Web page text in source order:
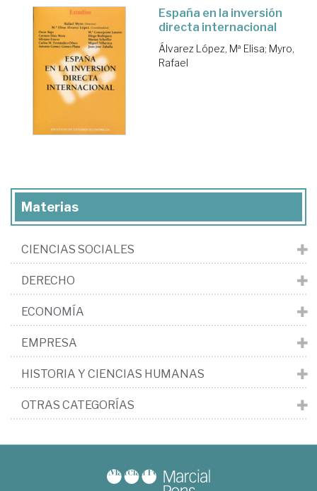
España en la inversión
directa internacional
Álvarez López, Mª Elisa; Myro,
Rafael
Materias
CIENCIAS SOCIALES
DERECHO
ECONOMÍA
EMPRESA
HISTORIA Y CIENCIAS HUMANAS
OTRAS CATEGORÍAS